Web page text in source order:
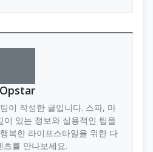
Opstar
이 작성한 글입니다. 스파, 마
이 있는 정보와 실용적인 팁을
복한 라이프스타일을 위한 다
츠를 만나보세요.